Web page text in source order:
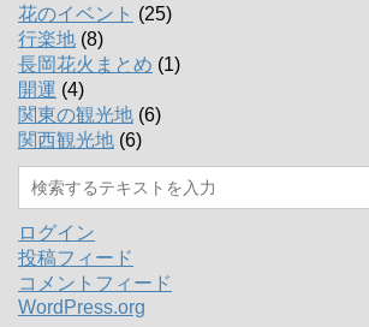
花のイベント (25)
行楽地 (8)
長岡花火まとめ (1)
開運 (4)
関東の観光地 (6)
関西観光地 (6)
ログイン
投稿フィード
コメントフィード
WordPress.org